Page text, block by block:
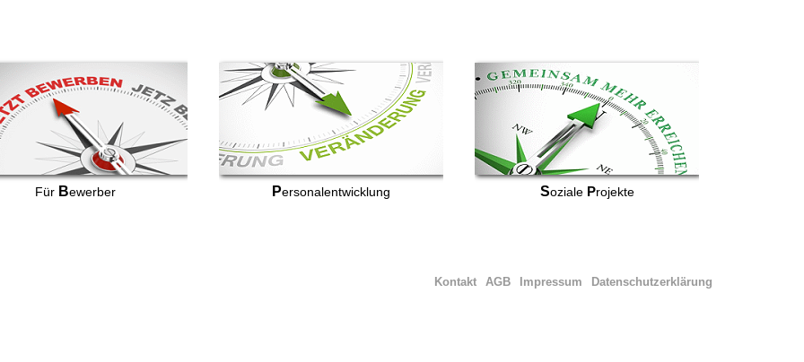
Für Bewerber Personalentwicklung Soziale Projekte
Datenschutzerklärung
Impressum
AGB
Kontakt